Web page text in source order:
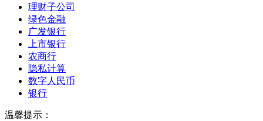
理财子公司
绿色金融
广发银行
上市银行
农商行
隐私计算
数字人民币
银行
温馨提示：